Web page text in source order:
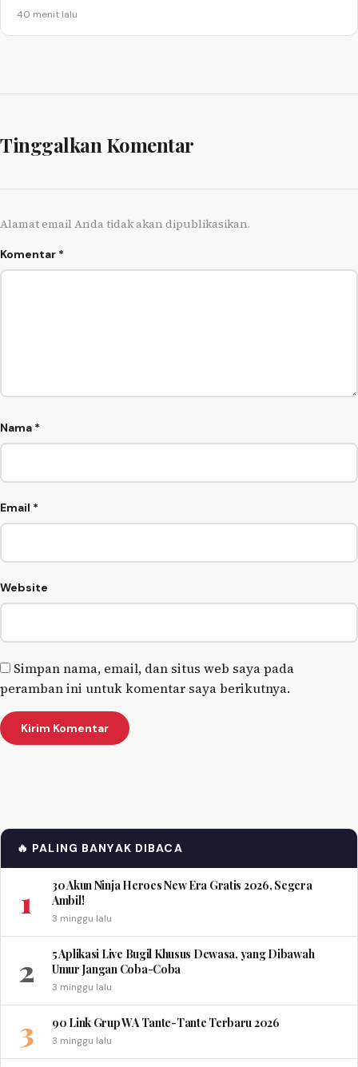
40 menit lalu
Tinggalkan Komentar
Alamat email Anda tidak akan dipublikasikan.
Komentar *
Nama *
Email *
Website
Simpan nama, email, dan situs web saya pada
peramban ini untuk komentar saya berikutnya.
🔥 PALING BANYAK DIBACA
1
30 Akun Ninja Heroes New Era Gratis 2026, Segera
Ambil!
3 minggu lalu
2
5 Aplikasi Live Bugil Khusus Dewasa, yang Dibawah
Umur Jangan Coba-Coba
3 minggu lalu
3 90 Link Grup WA Tante-Tante Terbaru 2026
3 minggu lalu